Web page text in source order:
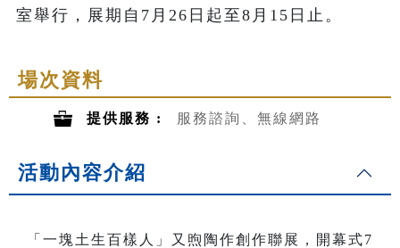
室舉行，展期自7月26日起至8月15日止。
場次資料
提供服務 : 服務諮詢、無線網路
活動內容介紹
「一塊土生百樣人」又煦陶作創作聯展 ，開幕式7